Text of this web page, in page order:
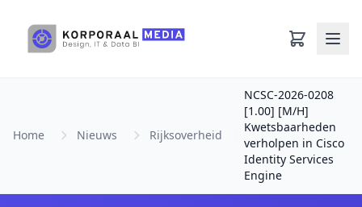
Home Nieuws Rijksoverheid
NCSC-2026-0208
[1.00] [M/H]
Kwetsbaarheden
verholpen in Cisco
Identity Services
Engine